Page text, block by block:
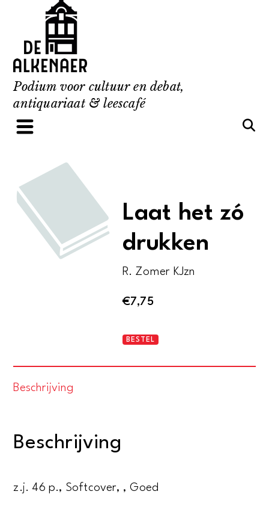
content
Podium voor cultuur en debat,
antiquariaat & leescafé
Laat het zó
drukken
R. Zomer KJzn
€7,75
Laat
BESTEL
Beschrijving
Beschrijving
z.j. 46 p., Softcover, , Goed